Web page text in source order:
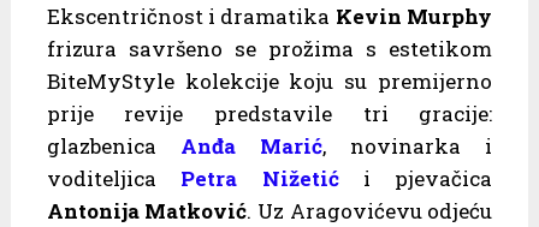
Ekscentričnost i dramatika Kevin Murphy
frizura savršeno se prožima s estetikom
BiteMyStyle kolekcije koju su premijerno
prije revije predstavile tri gracije:
glazbenica Anđa Marić, novinarka i
voditeljica Petra Nižetići pjevačica
Antonija Matković. Uz Aragovićevu odjeću